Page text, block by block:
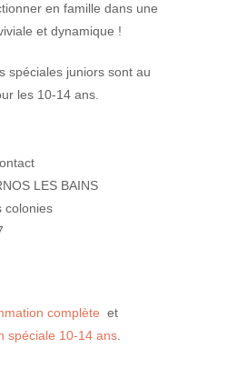
en famille dans une
et dynamique !
spéciales juniors sont au
les 10-14 ans.
LES BAINS
colonies
complète et
spéciale 10-14 ans.